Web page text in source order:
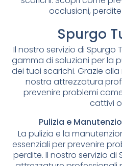
occlusioni,
Spurgo
Il nostro servizio di Spurgo
gamma di soluzioni per la
dei tuoi scarichi. Grazie
nostra attrezzatura
prevenire problemi
cattivi
Pulizia e
La pulizia e la
essenziali per prevenire
perdite. Il nostro servizio di